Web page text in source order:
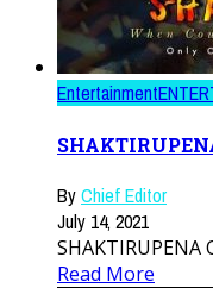
Entertainment
ByChief Editor
July 14, 2021
SHAKTIRUPENA
Read More